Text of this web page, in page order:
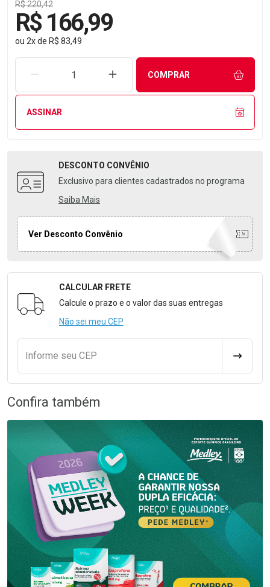
R$ 220,42
R$ 166,99
ou 2xde R$ 83,49
REMOVER UMA UNIDADEAUMENTAR UMA UNIDADE
COMPRAR
ASSINAR
DESCONTO CONVÊNIO
Exclusivo para clientes cadastrados no programa
Saiba Mais
Ver Desconto Convênio
Formulário para Calcular o Frete
CALCULAR FRETE
Calcule o prazo e o valor das suas entregas
Não sei meu CEP
Informe seu CEP
Confira também